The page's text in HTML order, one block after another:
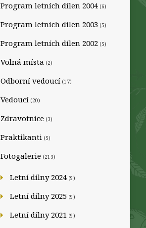
Program letních dílen 2004 (6)
Program letních dílen 2003 (5)
Program letních dílen 2002 (5)
Volná místa (2)
Odborní vedoucí (17)
Vedoucí (20)
Zdravotnice (3)
Praktikanti (5)
Fotogalerie (213)
Letní dílny 2024 (9)
Letní dílny 2025 (9)
Letní dílny 2021 (9)